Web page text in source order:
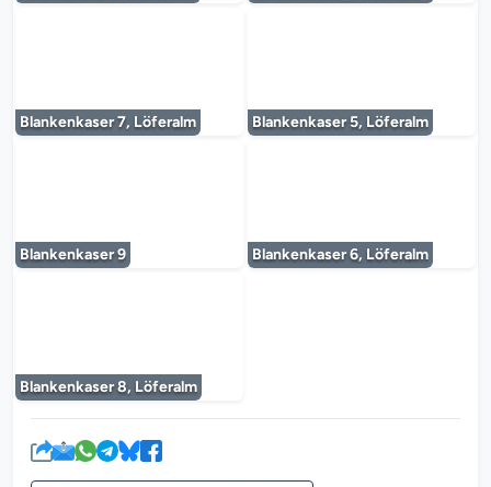
Blankenkaser 7, Löferalm Blankenkaser 5, Löferalm
Blankenkaser 9 Blankenkaser 6, Löferalm
Blankenkaser 8, Löferalm